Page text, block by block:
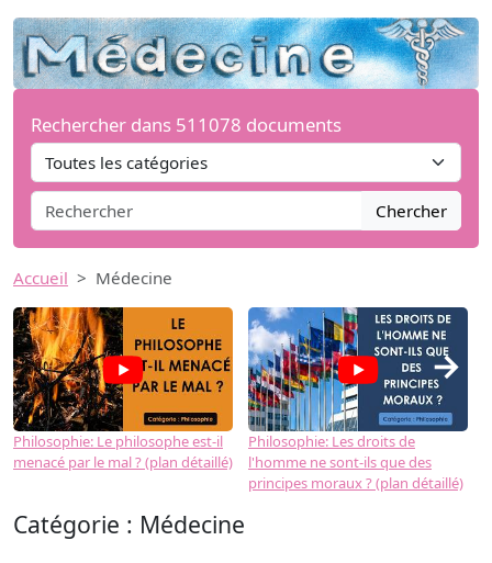
Rechercher dans 511078 documents
Chercher
Accueil Médecine
Philosophie: Le philosophe est-il
menacé par le mal ? (plan détaillé)
Philosophie: Les droits de
l'homme ne sont-ils que des
principes moraux ? (plan détaillé)
→
Catégorie : Médecine